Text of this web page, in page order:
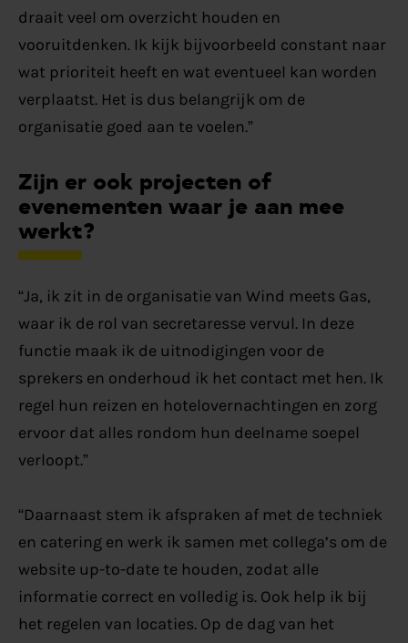
draait veel om overzicht houden en
vooruitdenken. Ik kijk bijvoorbeeld constant naar
wat prioriteit heeft en wat eventueel kan worden
verplaatst. Het is dus belangrijk om de
organisatie goed aan te voelen.”
Zijn er ook projecten of
evenementen waar je aan mee
werkt?
“Ja, ik zit in de organisatie van Wind meets Gas,
waar ik de rol van secretaresse vervul. In deze
functie maak ik de uitnodigingen voor de
sprekers en onderhoud ik het contact met hen. Ik
regel hun reizen en hotelovernachtingen en zorg
ervoor dat alles rondom hun deelname soepel
verloopt.”
“Daarnaast stem ik afspraken af met de techniek
en catering en werk ik samen met collega’s om de
website up-to-date te houden, zodat alle
informatie correct en volledig is. Ook help ik bij
het regelen van locaties. Op de dag van het